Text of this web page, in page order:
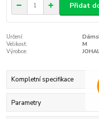
Přidat
Určení:
Velikost:
M
Výrobce:
Kompletní specifikace
Parametry